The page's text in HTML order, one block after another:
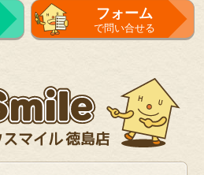
フォーム
で問い合せる